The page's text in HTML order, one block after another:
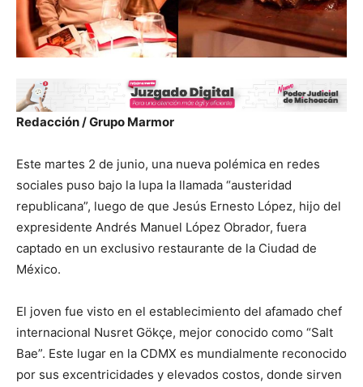
Redacción / Grupo Marmor
Este martes 2 de junio, una nueva polémica en redes
sociales puso bajo la lupa la llamada “austeridad
republicana”, luego de que Jesús Ernesto López, hijo del
expresidente Andrés Manuel López Obrador, fuera
captado en un exclusivo restaurante de la Ciudad de
México.
El joven fue visto en el establecimiento del afamado chef
internacional Nusret Gökçe, mejor conocido como “Salt
Bae”. Este lugar en la CDMX es mundialmente reconocido
por sus excentricidades y elevados costos, donde sirven